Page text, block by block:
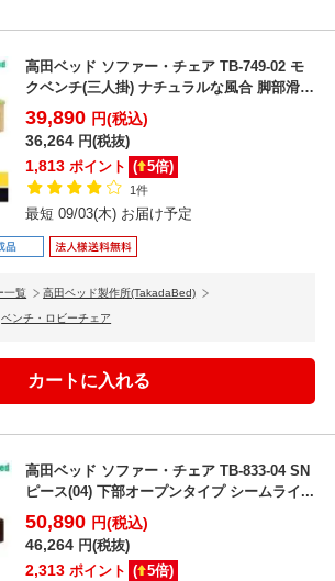
高田ベッド ソファー・チェア TB-749-02 モ
クベンチ(三人掛) ナチュラルな風合 脚部滑
り...
39,890 円(税込)
36,264 円(税抜)
1,813 ポイント ( 5倍)
1件
最短 09/03(木) お届け予定
一覧 高田ベッド製作所(TakadaBed)
ベンチ・ロビーチェア
高田ベッド ソファー・チェア TB-833-04 SN
ピース(04) 下部オープンタイプ シームライ...
50,890 円(税込)
46,264 円(税抜)
2,313 ポイント ( 5倍)